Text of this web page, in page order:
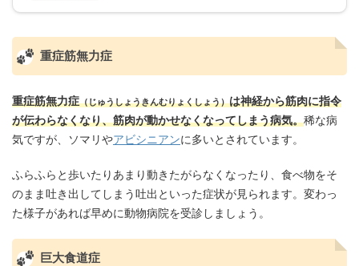
重症筋無力症
重症筋無力症（じゅうしょうきんむりょくしょう）は神経から筋肉に指令
が伝わらなくなり、筋肉が動かせなくなってしまう病気。稀な病
気ですが、ソマリやアビシニアンに多いとされています。
ふらふらと歩いたりあまり動きたがらなくなったり、食べ物をそ
のまま吐き出してしまう吐出といった症状が見られます。変わっ
た様子があれば早めに動物病院を受診しましょう。
巨大食道症